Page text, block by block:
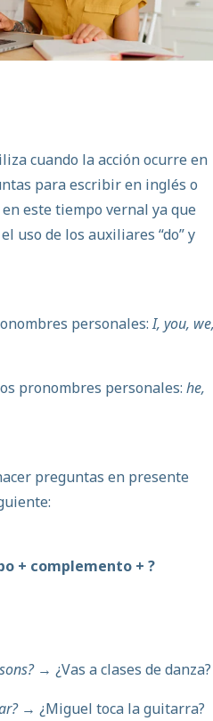
cuando la acción ocurre en
para escribir en inglés o
este tiempo vernal ya que
uso de los auxiliares “do” y
personales:I, you,
pronombres personales: he,
preguntas en presente
+ complemento + ?
→ ¿Vas a clases de danza?
→ ¿Miguel toca la guitarra?